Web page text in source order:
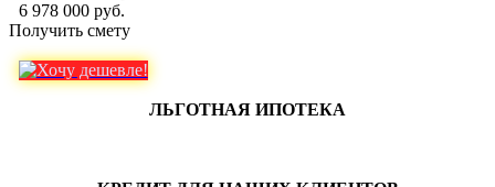
6 978 000 руб.
Получить смету
ЛЬГОТНАЯ ИПОТЕКА